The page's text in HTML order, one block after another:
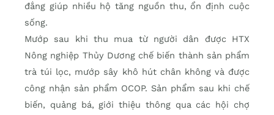
đắng giúp nhiều hộ tăng nguồn thu, ổn định cuộc
sống.
Mướp sau khi thu mua từ người dân được HTX
Nông nghiệp Thủy Dương chế biến thành sản phẩm
trà túi lọc, mướp sây khô hút chân không và được
công nhận sản phẩm OCOP. Sản phẩm sau khi chế
biến, quảng bá, giới thiệu thông qua các hội chợ